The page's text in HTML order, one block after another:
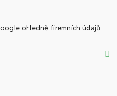
ohledně firemních údajů